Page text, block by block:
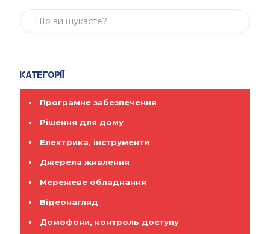
Категорії
Програмне забезпечення
Рішення для дому
Електрика, інструменти
Джерела живлення
Мережеве обладнання
Відеонагляд
Домофони, контроль доступу